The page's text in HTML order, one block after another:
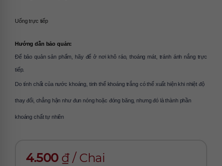
Uống trực tiếp
Hướng dẫn bảo quản:
Để bảo quản sản phẩm, hãy để ở nơi khô ráo, thoáng mát, tránh ánh nắng trực
tiếp.
Do tính chất của nước khoáng, tinh thể khoáng trắng có thể xuất hiện khi nhiệt độ
thay đổi, chẳng hận như đun nóng hoặc đóng băng, nhưng đó là thành phần
khoáng chất tự nhiên
4.500 ₫ / Chai